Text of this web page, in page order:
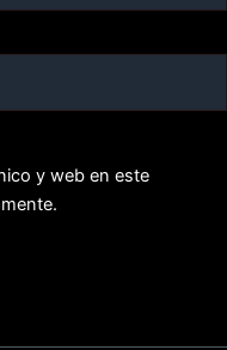
y web en este